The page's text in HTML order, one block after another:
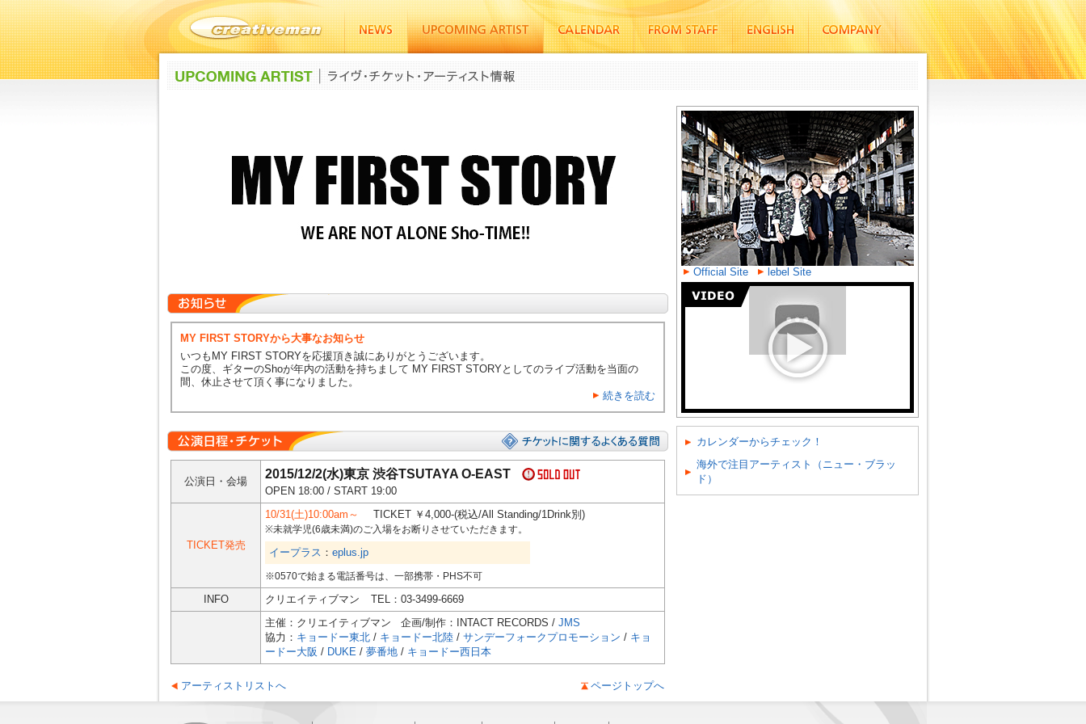
MY FIRST STORYから大事なお知らせ
いつもMY FIRST STORYを応援頂き誠にありがとうございます。
この度、ギターのShoが年内の活動を持ちまして MY FIRST STORYとしてのライブ活動を当面の
間、休止させて頂く事になりました。
続きを読む
公演日・会場
2015/12/2(水)東京 渋谷TSUTAYA O-EAST
OPEN 18:00 / START 19:00
TICKET発売
10/31(土)10:00am～ TICKET ￥4,000-(税込/All Standing/1Drink別)
※未就学児(6歳未満)のご入場をお断りさせていただきます。
イープラス ： eplus.jp
※0570で始まる電話番号は、一部携帯・PHS不可
INFO クリエイティブマン
TEL：03-3499-6669
主催：クリエイティブマン 企画/制作：INTACT RECORDS / JMS
協力： キョードー東北 / キョードー北陸 / サンデーフォークプロモーション / キョ
ードー大阪 / DUKE / 夢番地 / キョードー西日本
ページトップへ
アーティストリストへ
Official Site lebel Site
カレンダーからチェック！
海外で注目アーティスト（ニュー・ブラッ
ド）